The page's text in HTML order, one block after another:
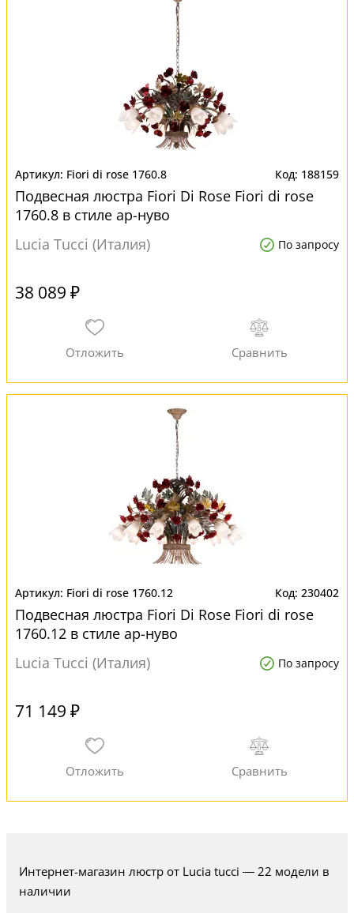
Fiori di rose 1760.8 188159
Подвесная люстра Fiori Di Rose Fiori di rose
1760.8 в стиле ар-нуво
Lucia Tucci (Италия)
По запросу
38 089 ₽
Fiori di rose 1760.12 230402
Подвесная люстра Fiori Di Rose Fiori di rose
1760.12 в стиле ар-нуво
Lucia Tucci (Италия)
По запросу
71 149 ₽
Интернет-магазин люстр от Lucia tucci — 22 модели в
наличии